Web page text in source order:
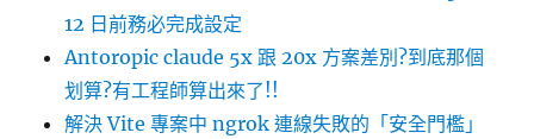
12 日前務必完成設定
Antoropic claude 5x 跟 20x 方案差別?到底那個
划算?有工程師算出來了!!
解決 Vite 專案中 ngrok 連線失敗的「安全門檻」